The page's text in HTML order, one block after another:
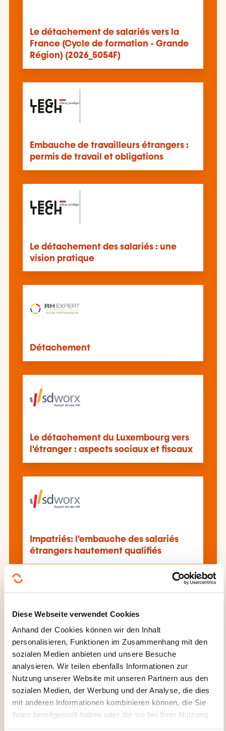
Diese Webseite verwendet Cookies
Anhand der Cookies können wir den Inhalt
personalisieren, Funktionen im Zusammenhang mit den
sozialen Medien anbieten und unsere Besuche
analysieren. Wir teilen ebenfalls Informationen zur
Nutzung unserer Website mit unseren Partnern aus den
sozialen Medien, der Werbung und der Analyse, die dies
mit anderen Informationen kombinieren können, die Sie
ihnen bereitgestellt haben oder die sie bei Ihrer Nutzung
Le détachement de salariés vers la
France (Cycle de formation - Grande
Région) (2026_5054F)
Embauche de travailleurs étrangers :
permis de travail et obligations
Le détachement des salariés : une
vision pratique
Détachement
Le détachement du Luxembourg vers
l'étranger : aspects sociaux et fiscaux
Impatriés: l'embauche des salariés
étrangers hautement qualifiés
Diese anderen Weiterbildungen könnten Sie
auch interessieren:
Abteilungsentwicklung
Arbeitsvertrag
Arbeitszeitgestaltung
Betriebswahlen
Beurteilungsgesprächsführung
Bewerbungsgesprächsführung
Entlassung
Entlohnungssystem
Gesprächsführung
HR-